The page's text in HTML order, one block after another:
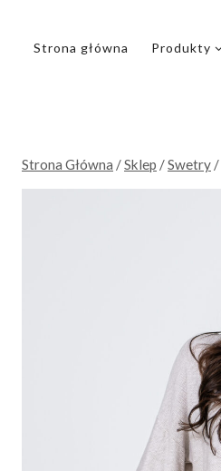
Strona główna Produkty
Strona Główna /Sklep /Swetry /